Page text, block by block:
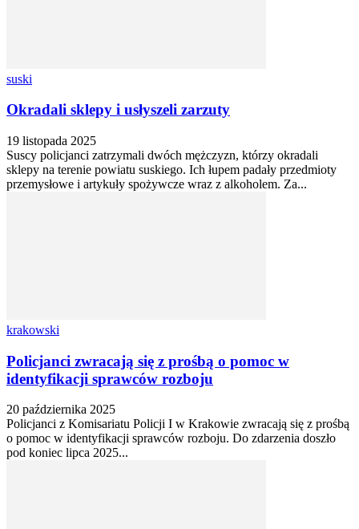
suski
Okradali sklepy i usłyszeli zarzuty
19 listopada 2025
Suscy policjanci zatrzymali dwóch mężczyzn, którzy okradali
sklepy na terenie powiatu suskiego. Ich łupem padały przedmioty
przemysłowe i artykuły spożywcze wraz z alkoholem. Za...
krakowski
Policjanci zwracają się z prośbą o pomoc w
identyfikacji sprawców rozboju
20 października 2025
Policjanci z Komisariatu Policji I w Krakowie zwracają się z prośbą
o pomoc w identyfikacji sprawców rozboju. Do zdarzenia doszło
pod koniec lipca 2025...